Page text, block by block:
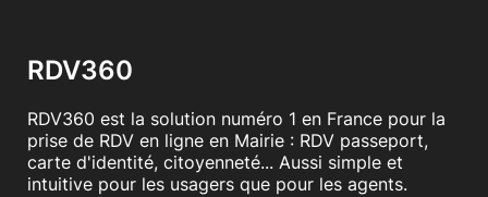
RDV360
RDV360 est la solution numéro 1 en France pour la
prise de RDV en ligne en Mairie : RDV passeport,
carte d'identité, citoyenneté... Aussi simple et
intuitive pour les usagers que pour les agents.